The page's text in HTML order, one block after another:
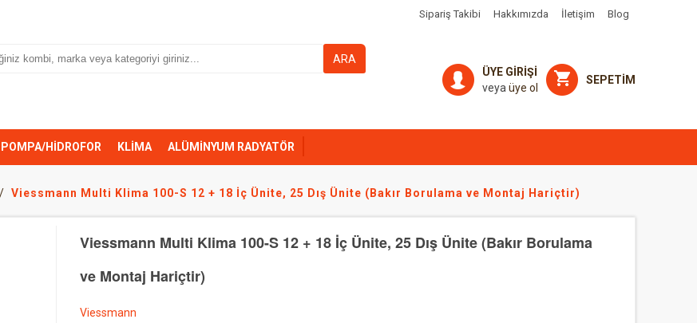
Sipariş Takibi Hakkımızda İletişim Blog
ARA
ÜYE GİRİŞİ
veya üye ol
SEPETİM
POMPA/HİDROFOR KLİMA ALÜMİNYUM RADYATÖR
Viessmann Multi Klima 100-S 12 + 18 İç Ünite, 25 Dış Ünite (Bakır Borulama ve Montaj Hariçtir)
Viessmann Multi Klima 100-S 12 + 18 İç Ünite, 25 Dış Ünite (Bakır Borulama
ve Montaj Hariçtir)
Viessmann